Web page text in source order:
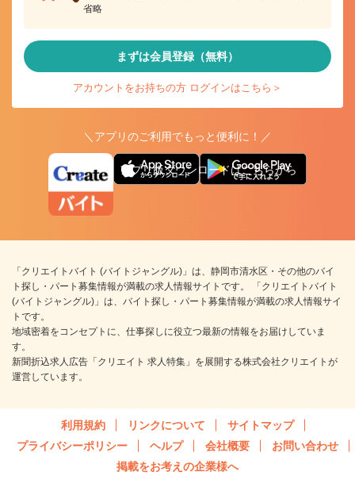
省略
まずは会員登録（無料）
アカウントをお持ちの方 ログインはこちら＞
＼アプリのご利用でもっと便利に！／
アプリ版ダウンロードはこちらから
「クリエイトバイト (バイトジャングル)」は、静岡市清水区・その他のバイ
ト探し・パート募集情報が満載の求人情報サイトです。 「クリエイトバイト
(バイトジャングル)」は、バイト探し・パート募集情報が満載の求人情報サイ
トです。
地域密着をコンセプトに、仕事探しに役立つ最新の情報をお届けしていま
す。
新聞折込求人広告「クリエイト 求人特集」を展開する株式会社クリエイトが
運営しています。
利用規約 リンクについて
サイトマップ
プライバシーポリシー
ヘルプ 会社概要
お問い合わせ
掲載をお考えの企業様へ